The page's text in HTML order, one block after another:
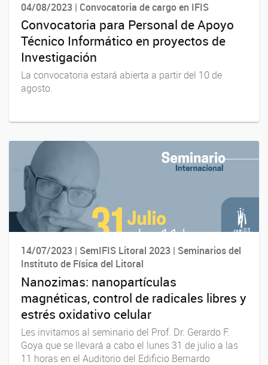
04/08/2023 | Convocatoria de cargo en IFIS
Convocatoria para Personal de Apoyo
Técnico Informático en proyectos de
Investigación
La convocatoria estará abierta a partir del 10 de
agosto.
14/07/2023 | SemIFIS Litoral 2023 | Seminarios del
Instituto de Física del Litoral
Nanozimas: nanopartículas
magnéticas, control de radicales libres y
estrés oxidativo celular
Les invitamos al seminario del Prof. Dr. Gerardo F.
Goya que se llevará a cabo el lunes 31 de julio a las
11 horas en el Auditorio del Edificio Bernardo